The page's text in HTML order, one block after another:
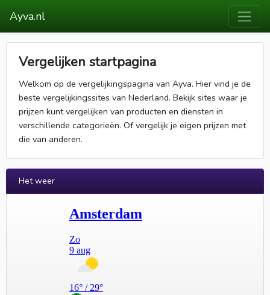
Ayva.nl
Vergelijken startpagina
Welkom op de vergelijkingspagina van Ayva. Hier vind je de
beste vergelijkingssites van Nederland. Bekijk sites waar je
prijzen kunt vergelijken van producten en diensten in
verschillende categorieën. Of vergelijk je eigen prijzen met
die van anderen.
Het weer